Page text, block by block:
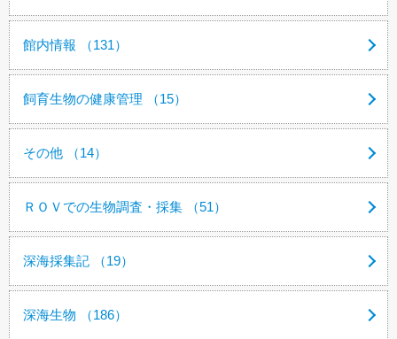
館内情報 （131）
飼育生物の健康管理 （15）
その他 （14）
ＲＯＶでの生物調査・採集 （51）
深海採集記 （19）
深海生物 （186）